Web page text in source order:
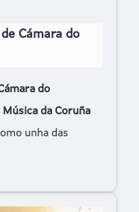
Cámara do
do
da Coruña
unha das